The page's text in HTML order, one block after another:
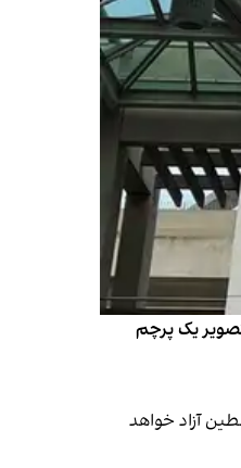
تصویر یک پرچم
آزاد خواهد